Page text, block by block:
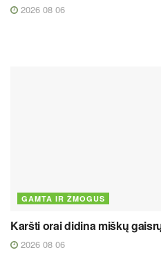
2026 08 06
GAMTA IR ŽMOGUS
Karšti orai didina miškų
2026 08 06